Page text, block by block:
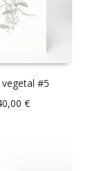
#5
€